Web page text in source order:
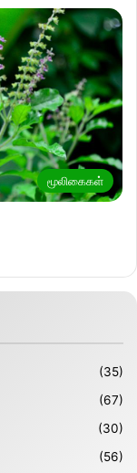
மூலிகைகள்
(35)
(67)
(30)
(56)